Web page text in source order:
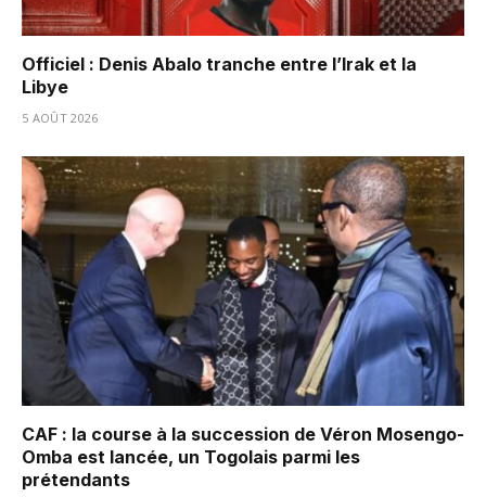
Officiel : Denis Abalo tranche entre l’Irak et la
Libye
5 AOÛT 2026
CAF : la course à la succession de Véron Mosengo-
Omba est lancée, un Togolais parmi les
prétendants